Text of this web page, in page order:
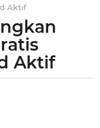
Aktif
Aktif